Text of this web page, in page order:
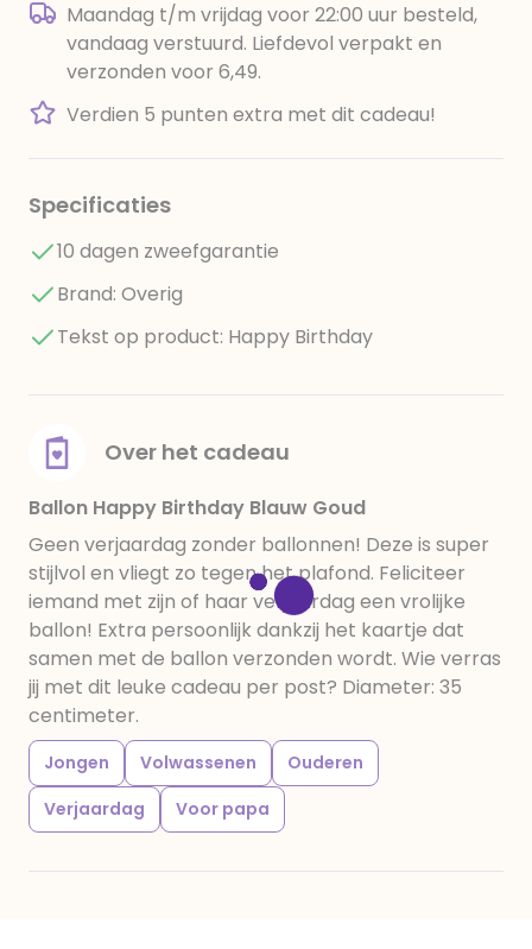
Maandag t/m vrijdag voor 22:00 uur besteld,
vandaag verstuurd. Liefdevol verpakt en
verzonden voor 6,49.
Verdien 5 punten extra met dit cadeau!
Specificaties
10 dagen zweefgarantie
Brand: Overig
Tekst op product: Happy Birthday
Over het cadeau
Ballon Happy Birthday Blauw Goud
Geen verjaardag zonder ballonnen! Deze is super
stijlvol en vliegt zo tegen het plafond. Feliciteer
iemand met zijn of haar verjaardag een vrolijke
ballon! Extra persoonlijk dankzij het kaartje dat
samen met de ballon verzonden wordt. Wie verras
jij met dit leuke cadeau per post? Diameter: 35
centimeter.
Jongen Volwassenen
Ouderen
Verjaardag
Voor papa